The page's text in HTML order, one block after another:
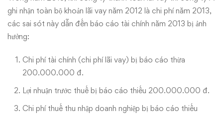
ghi nhận toàn bộ khoản lãi vay năm 2012 là chi phí năm 2013,
các sai sót này dẫn đến báo cáo tài chính năm 2013 bị ảnh
hưởng:
Chi phí tài chính (chi phí lãi vay) bị báo cáo thừa
200.000.000 đ.
Lợi nhuận trước thuế bị báo cáo thiếu 200.000.000 đ.
Chi phí thuế thu nhập doanh nghiệp bị báo cáo thiếu